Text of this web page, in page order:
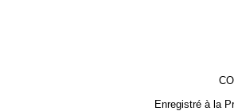
Enregistré à la